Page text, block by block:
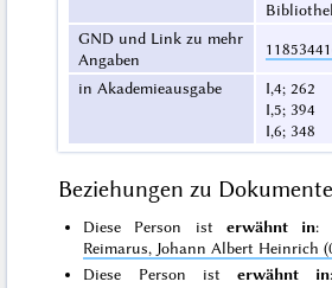
GND und Link zu mehr
Angaben
in Akademieausgabe
I,4; 262
I,5; 394
I,6; 348
Beziehungen zu
Diese Person ist erwähnt in:
Reimarus, Johann Albert Heinrich
Diese Person ist erwähnt in